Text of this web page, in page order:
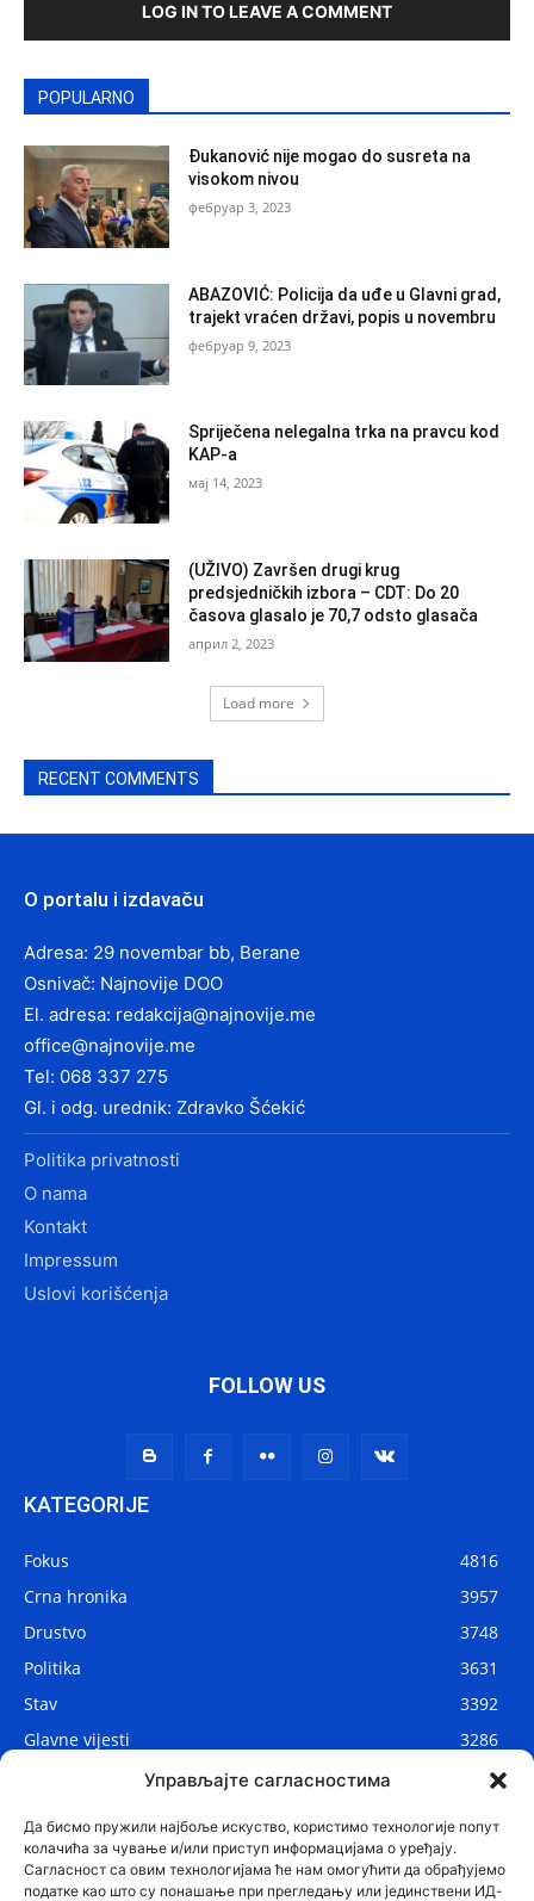
Управљајте сагласностима
Да бисмо пружили најбоље искуство, користимо технологије попут
колачића за чување и/или приступ информацијама о уређају.
Сагласност са овим технологијама ће нам омогућити да обрађујемо
податке као што су понашање при прегледању или јединствени ИД-
LOG IN TO LEAVE A COMMENT
POPULARNO
Đukanović nije mogao do susreta na
visokom nivou
фебруар 3, 2023
ABAZOVIĆ: Policija da uđe u Glavni grad,
trajekt vraćen državi, popis u novembru
фебруар 9, 2023
Spriječena nelegalna trka na pravcu kod
KAP-a
мај 14, 2023
(UŽIVO) Završen drugi krug
predsjedničkih izbora – CDT: Do 20
časova glasalo je 70,7 odsto glasača
април 2, 2023
Load more
RECENT COMMENTS
O portalu i izdavaču
Adresa: 29 novembar bb, Berane
Osnivač: Najnovije DOO
El. adresa: redakcija@najnovije.me
office@najnovije.me
Tel: 068 337 275
Gl. i odg. urednik: Zdravko Šćekić
Politika privatnosti
O nama
Kontakt
Impressum
Uslovi korišćenja
FOLLOW US
KATEGORIJE
Fokus
4816
Crna hronika
3957
Drustvo
3748
Politika
3631
Stav
3392
Glavne vijesti
3286
2909